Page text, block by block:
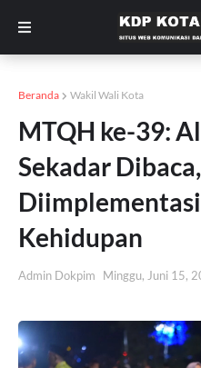
Beranda Wakil Wali Kota
MTQH ke-39:
Sekadar
Kehidupan
Admin Dokpim Minggu, Juni 15,